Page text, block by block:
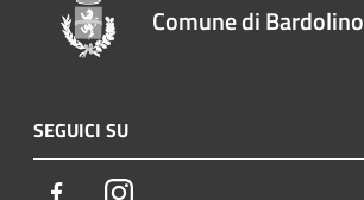
Comune di Bardolino
SEGUICI SU
FacebookInstagram